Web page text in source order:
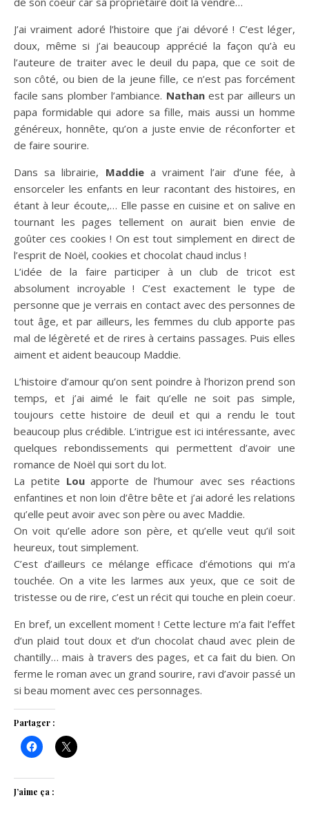
J’ai vraiment adoré l’histoire que j’ai dévoré ! C’est léger,
doux, même si j’ai beaucoup apprécié la façon qu’à eu
l’auteure de traiter avec le deuil du papa, que ce soit de
son côté, ou bien de la jeune fille, ce n’est pas forcément
facile sans plomber l’ambiance. Nathanest par ailleurs un
papa formidable qui adore sa fille, mais aussi un homme
généreux, honnête, qu’on a juste envie de réconforter et
de faire sourire.
Dans sa librairie, Maddiea vraiment l’air d’une fée, à
ensorceler les enfants en leur racontant des histoires, en
étant à leur écoute,… Elle passe en cuisine et on salive en
tournant les pages tellement on aurait bien envie de
goûter ces cookies ! On est tout simplement en direct de
l’esprit de Noël, cookies et chocolat chaud inclus !
L’idée de la faire participer à un club de tricot est
absolument incroyable ! C’est exactement le type de
personne que je verrais en contact avec des personnes de
tout âge, et par ailleurs, les femmes du club apporte pas
mal de légèreté et de rires à certains passages. Puis elles
aiment et aident beaucoup Maddie.
L’histoire d’amour qu’on sent poindre à l’horizon prend son
temps, et j’ai aimé le fait qu’elle ne soit pas simple,
toujours cette histoire de deuil et qui a rendu le tout
beaucoup plus crédible. L’intrigue est ici intéressante, avec
quelques rebondissements qui permettent d’avoir une
romance de Noël qui sort du lot.
La petite Louapporte de l’humour avec ses réactions
enfantines et non loin d’être bête et j’ai adoré les relations
qu’elle peut avoir avec son père ou avec Maddie.
On voit qu’elle adore son père, et qu’elle veut qu’il soit
heureux, tout simplement.
C’est d’ailleurs ce mélange efficace d’émotions qui m’a
touchée. On a vite les larmes aux yeux, que ce soit de
tristesse ou de rire, c’est un récit qui touche en plein coeur.
En bref, un excellent moment ! Cette lecture m’a fait l’effet
d’un plaid tout doux et d’un chocolat chaud avec plein de
chantilly… mais à travers des pages, et ca fait du bien. On
ferme le roman avec un grand sourire, ravi d’avoir passé un
si beau moment avec ces personnages.
Partager :
J’aime ça :